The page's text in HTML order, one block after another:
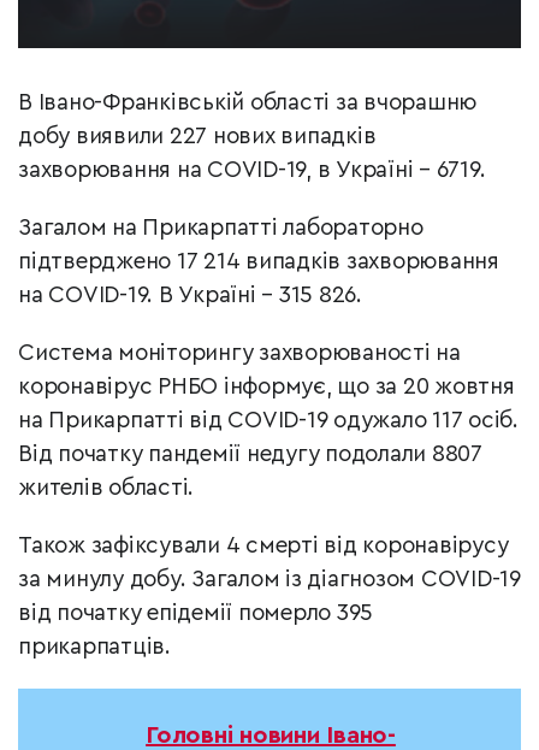
В Івано-Франківській області за вчорашню
добу виявили 227 нових випадків
захворювання на COVID-19, в Україні – 6719.
Загалом на Прикарпатті лабораторно
підтверджено 17 214 випадків захворювання
на COVID-19. В Україні – 315 826.
Система моніторингу захворюваності на
коронавірус РНБО інформує, що за 20 жовтня
на Прикарпатті від COVID-19 одужало 117 осіб.
Від початку пандемії недугу подолали 8807
жителів області.
Також зафіксували 4 смерті від коронавірусу
за минулу добу. Загалом із діагнозом COVID-19
від початку епідемії померло 395
прикарпатців.
Головні новини Івано-